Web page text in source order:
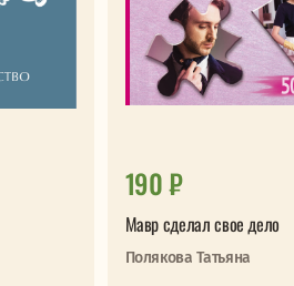
190 ₽
Мавр сделал свое дело
Полякова Татьяна